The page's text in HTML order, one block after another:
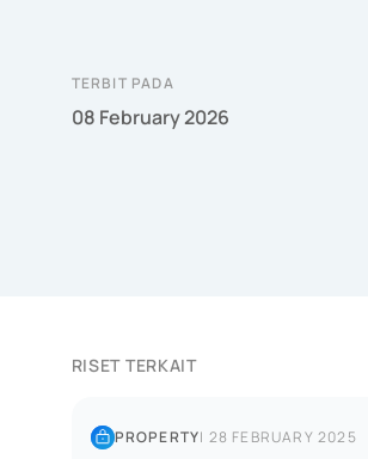
TERBIT PADA
08 February 2026
RISET TERKAIT
PROPERTY| 28 FEBRUARY 2025